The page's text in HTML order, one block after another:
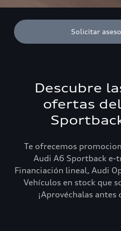
Solicitar
Descubre
ofertas
Te ofrecemos
Audi A6 Sportback e-
Financiación lineal, Audi
Vehículos en stock que
¡Aprovéchalas